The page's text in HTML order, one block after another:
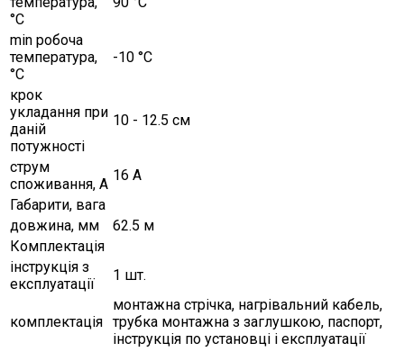
°C
min робоча
температура,
°C
-10 °C
крок
укладання при
даній
потужності
10 - 12.5 см
струм
споживання, А
16 А
Габарити, вага
довжина, мм
62.5 м
Комплектація
інструкція з
експлуатації
1 шт.
комплектація
монтажна стрічка, нагрівальний кабель,
трубка монтажна з заглушкою, паспорт,
інструкція по установці і експлуатації